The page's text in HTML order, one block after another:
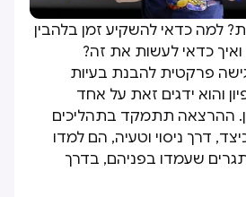
למה כדאי להשקיע זמן בלהבין
כדאי לעשות את זה?
פרקטית להבנת בעיות
והוא ידגים זאת על אחד
ההרצאה תתמקד בתהליכים
דרך ניסוי וטעיה, הם למדו
שעמדו בפניהם, בדרך